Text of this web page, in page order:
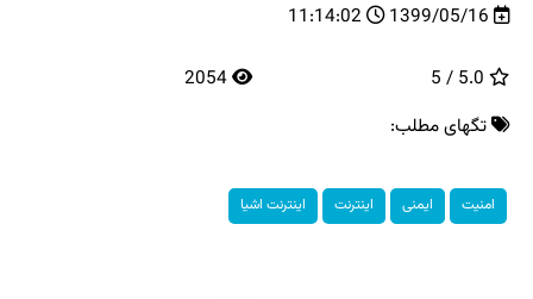
1399/05/16
11:14:02
تگهای مطلب:
امنیت ایمنی اینترنت اینترنت اشیا